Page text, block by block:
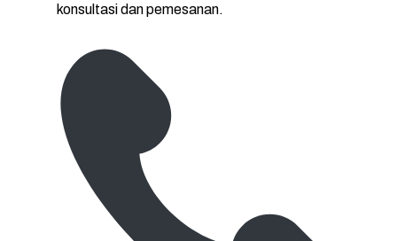
konsultasi dan pemesanan.